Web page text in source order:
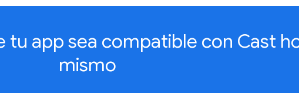
tu app sea compatible con Cast
mismo